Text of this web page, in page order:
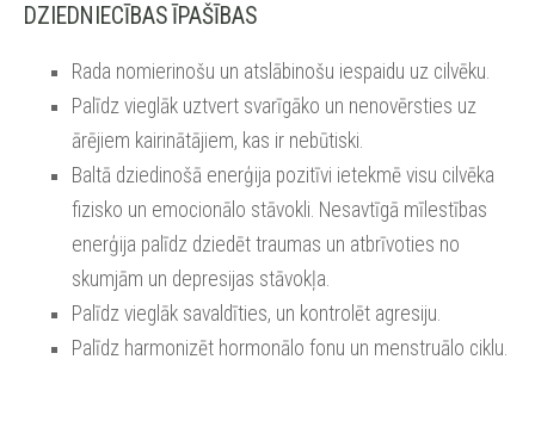
DZIEDNIECĪBAS ĪPAŠĪBAS
Rada nomierinošu un atslābinošu iespaidu uz cilvēku.
Palīdz vieglāk uztvert svarīgāko un nenovērsties uz
ārējiem kairinātājiem, kas ir nebūtiski.
Baltā dziedinošā enerģija pozitīvi ietekmē visu cilvēka
fizisko un emocionālo stāvokli. Nesavtīgā mīlestības
enerģija palīdz dziedēt traumas un atbrīvoties no
skumjām un depresijas stāvokļa.
Palīdz vieglāk savaldīties, un kontrolēt agresiju.
Palīdz harmonizēt hormonālo fonu un menstruālo ciklu.